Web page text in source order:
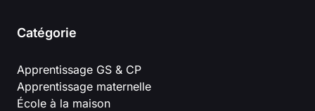
Catégorie
Apprentissage GS & CP
Apprentissage maternelle
École à la maison